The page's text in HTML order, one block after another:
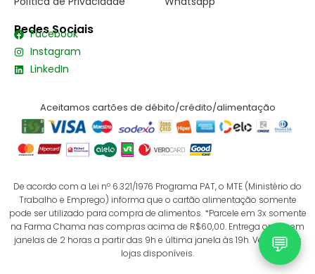
Redes Sociais
Facebook
Instagram
LinkedIn
Aceitamos cartões de débito/crédito/alimentação
De acordo com a Lei nº 6.321/1976 Programa PAT, o MTE (Ministério do
Trabalho e Emprego) informa que o cartão alimentação somente
pode ser utilizado para compra de alimentos. *Parcele em 3x somente
na Farma Chama nas compras acima de R$60,00. Entrega online em
janelas de 2 horas a partir das 9h e última janela às 19h. Verifique as
lojas disponíveis.
💬